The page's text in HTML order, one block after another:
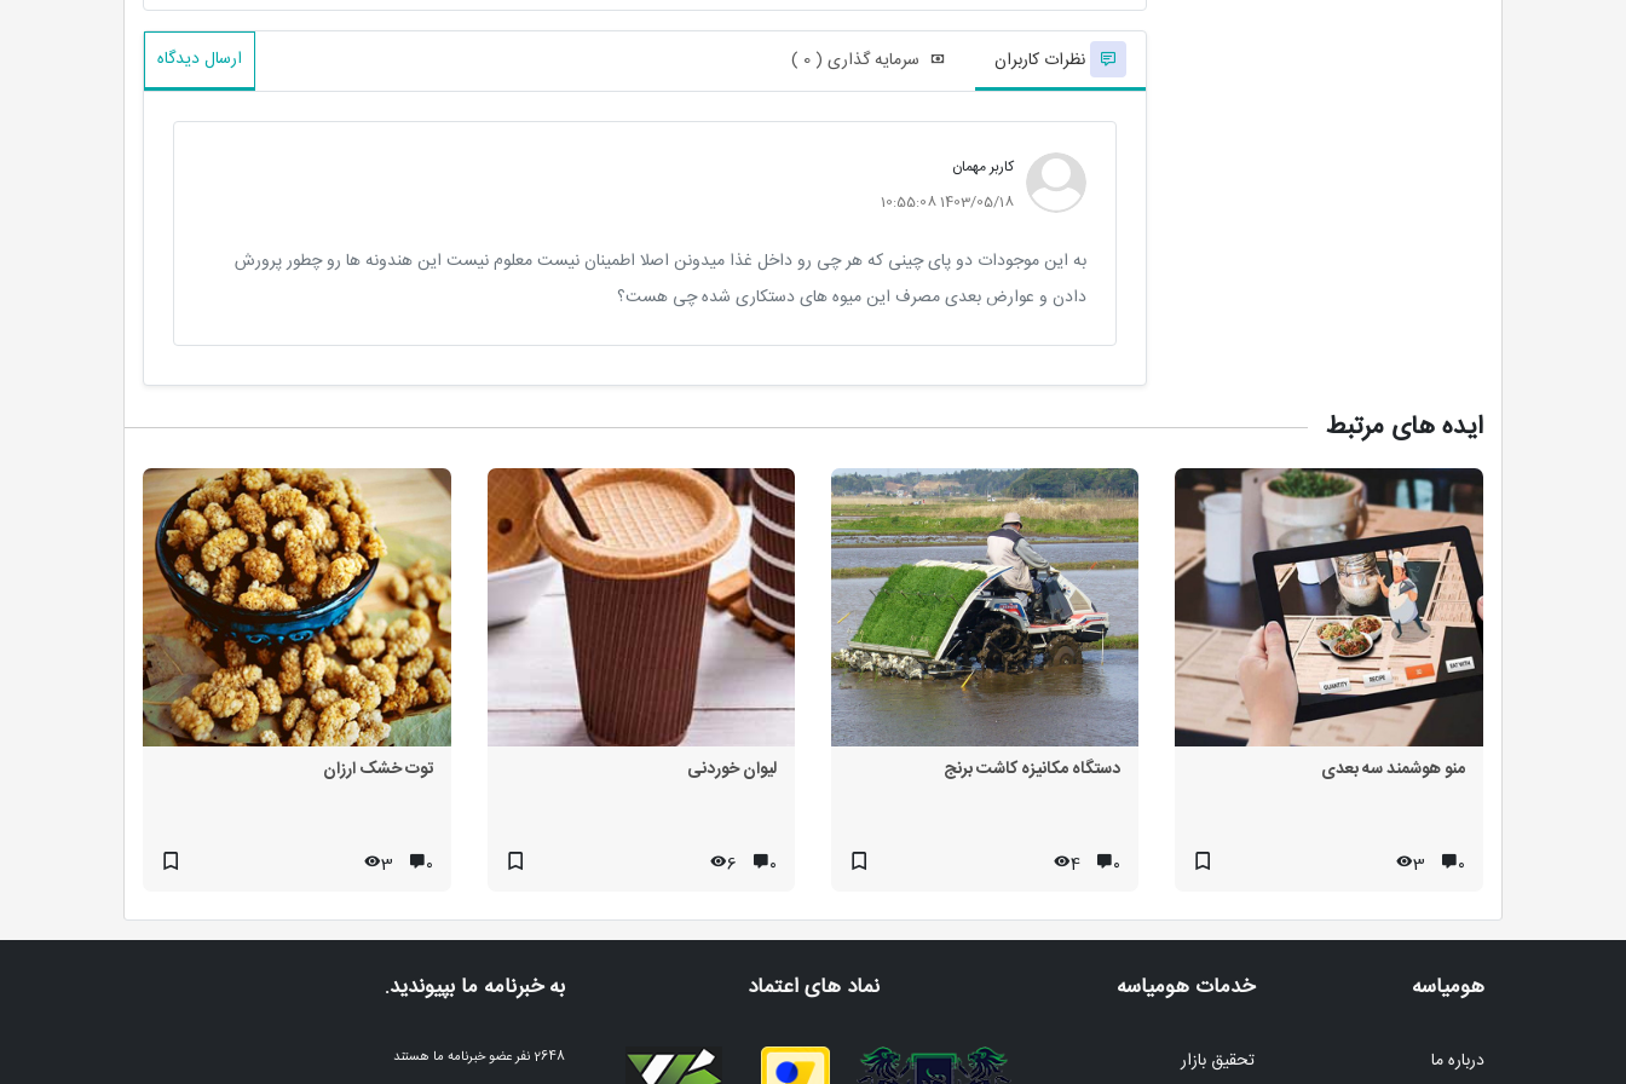
نظرات کاربران سرمایه گذاری ( 0 ) ارسال دیدگاه
کاربر مهمان
1403/05/18 10:55:08
به این موجودات دو پای چینی که هر چی رو داخل غذا میدونن اصلا اطمینان نیست معلوم نیست این هندونه ها رو چطور پرورش
دادن و عوارض بعدی مصرف این میوه های دستکاری شده چی هست؟
ایده های مرتبط
منو هوشمند سه بعدی
۰ 3
دستگاه مکانیزه کاشت برنج
۰ 4
لیوان خوردنی
۰ 6
توت خشک ارزان
۰ 3
هومیاسه
درباره ما
خدمات هومیاسه
تحقیق بازار
نماد های اعتماد به خبرنامه ما بپیوندید.
2648 نفر عضو خبرنامه ما هستند